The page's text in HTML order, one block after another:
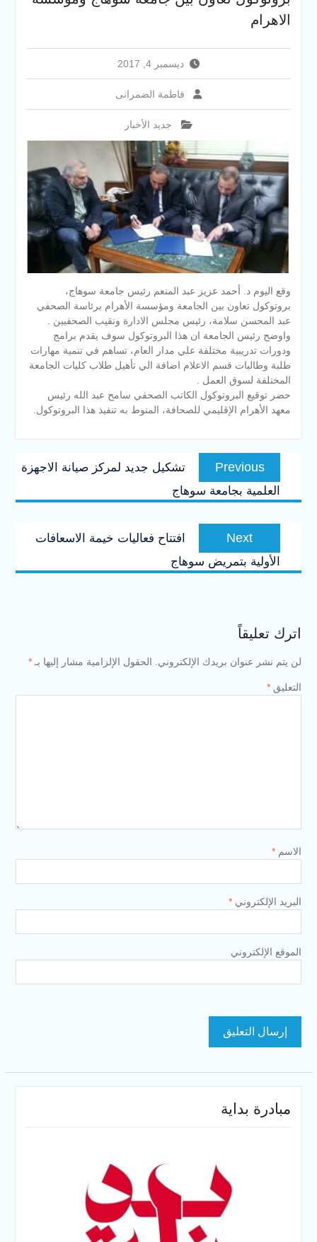
والخدمية بجامعة سوهاج
أيام المرحلة الأولى للتنسيق
الإلكتروني للقبول بالجامعات
الاهرام
ديسمبر 4, 2017
فاطمة الضمرانى
جديد الأخبار
وقع اليوم د. أحمد عزيز عبد المنعم رئيس جامعة سوهاج،
بروتوكول تعاون بين الجامعة ومؤسسة الأهرام برئاسة الصحفي
عبد المحسن سلامة، رئيس مجلس الادارة ونقيب الصحفيين .
واوضح رئيس الجامعة ان هذا البروتوكول سوف يقدم برامج
ودورات تدريبية مختلفة علي مدار العام، تساهم في تنمية مهارات
طلبة وطالبات قسم الاعلام اضافة الي تأهيل طلاب كليات الجامعة
المختلفة لسوق العمل .
حضر توقيع البروتوكول الكاتب الصحفي سامح عبد الله رئيس
معهد الأهرام الإقليمي للصحافة، المنوط به تنفيذ هذا البروتوكول.
تصفّح
المقالاتPrevious
Previous
post:
تشكيل جديد لمركز صيانة الاجهزة
العلمية بجامعة سوهاج
Next
Next
post:
افتتاح فعاليات خيمة الاسعافات
الأولية بتمريض سوهاج
اترك تعليقاً
لن يتم نشر عنوان بريدك الإلكتروني. الحقول الإلزامية مشار إليها بـ *
التعليق *
الاسم *
البريد الإلكتروني *
الموقع الإلكتروني
مبادرة بداية